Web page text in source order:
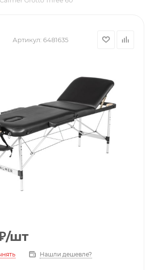
Артикул: 6481635
/шт
Нашли дешевле?